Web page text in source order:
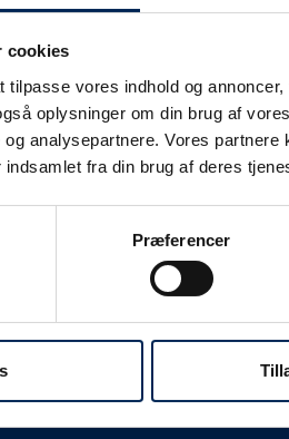
cookies
tilpasse vores indhold og
oplysninger om din brug af
analysepartnere. Vores
fra din brug af deres
Præferencer
Sie
Unsere
upgedatet.
Wir
können
Sobald
informieren.
Wir sind
Ihnen,
mehr zu